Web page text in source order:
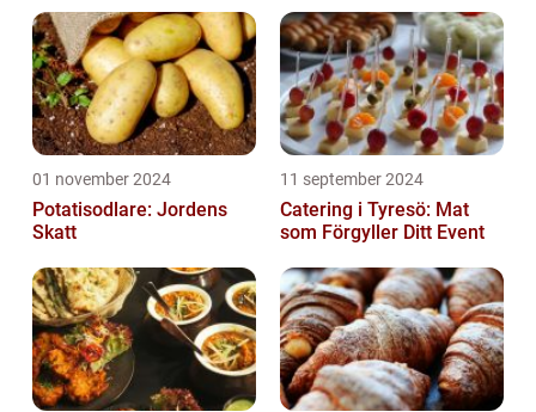
01 november 2024
Potatisodlare: Jordens
Skatt
11 september 2024
Catering i Tyresö: Mat
som Förgyller Ditt Event